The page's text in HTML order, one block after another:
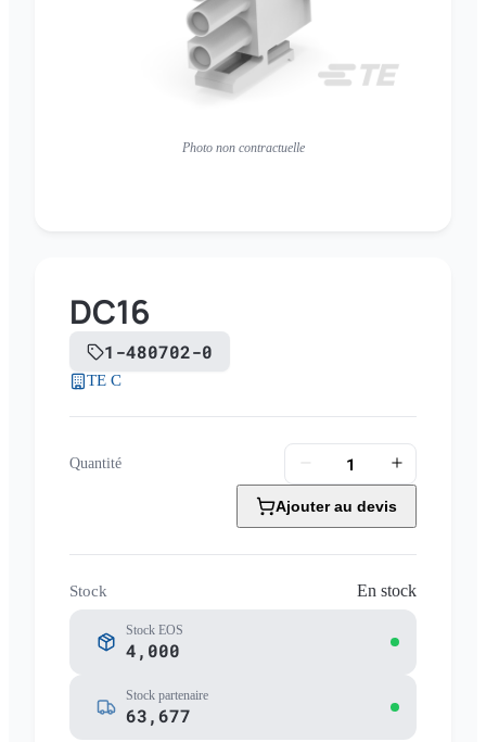
Photo non contractuelle
DC16
1-480702-0
TE C
Quantité
Ajouter au devis
Stock En stock
Stock EOS
4,000
Stock partenaire
63,677